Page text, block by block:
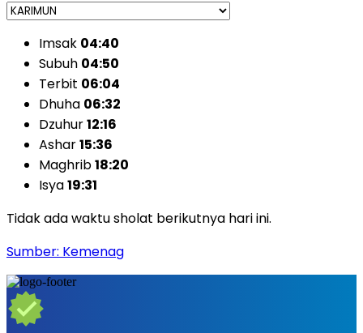
Imsak 04:40
Subuh 04:50
Terbit 06:04
Dhuha 06:32
Dzuhur12:16
Ashar15:36
Maghrib18:20
Isya19:31
Tidak ada waktu sholat berikutnya hari ini.
Sumber: Kemenag